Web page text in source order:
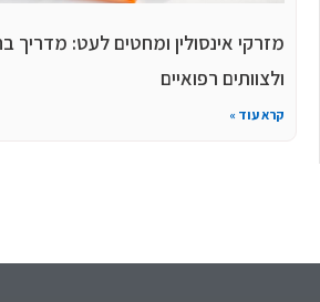
מזרקי אינסולין ומחטים לעט: מדריך
ולצוותים רפואיים
קרא עוד »